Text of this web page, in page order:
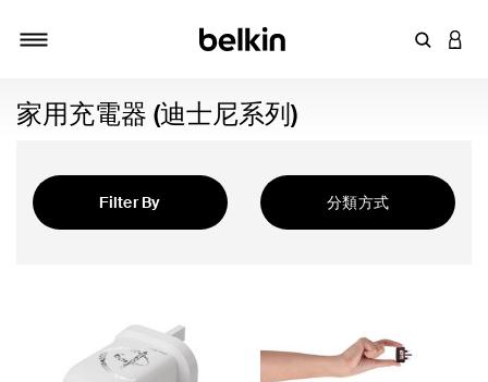
輸入關鍵
登入
家用充電器 (迪士尼系列)
Filter By
分類方式